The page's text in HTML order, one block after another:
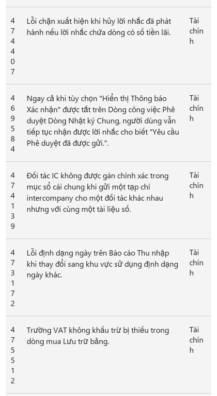
4
7
4
4
0
7
Lỗi chặn xuất hiện khi hủy lời nhắc đã phát
hành nếu lời nhắc chứa dòng có số tiền lãi.
Tài
chín
h
4
6
9
5
8
4
Ngay cả khi tùy chọn "Hiển thị Thông báo
Xác nhận" được tắt trên Dòng công việc Phê
duyệt Dòng Nhật ký Chung, người dùng vẫn
tiếp tục nhận được lời nhắc cho biết "Yêu cầu
Phê duyệt đã được gửi.".
Tài
chín
h
4
7
4
1
3
9
Đối tác IC không được gán chính xác trong
mục sổ cái chung khi gửi một tạp chí
intercompany cho một đối tác khác nhau
nhưng với cùng một tài liệu số.
Tài
chín
h
4
7
3
1
7
2
Lỗi định dạng ngày trên Báo cáo Thu nhập
khi thay đổi sang khu vực sử dụng định dạng
ngày khác.
Tài
chín
h
4
7
5
5
1
2
Trường VAT không khấu trừ bị thiếu trong
dòng mua Lưu trữ bảng.
Tài
chín
h